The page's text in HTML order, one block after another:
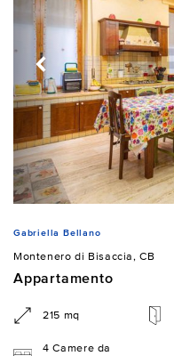
Gabriella Bellano
Montenero di Bisaccia, CB
Appartamento
215 mq
4 Camere da